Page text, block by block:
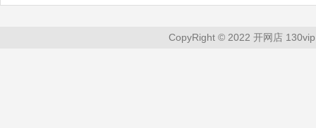
CopyRight © 2022 开网店